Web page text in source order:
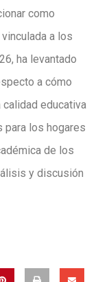
como
a los
ha levantado
a cómo
educativa
para los hogares
de los
y discusión